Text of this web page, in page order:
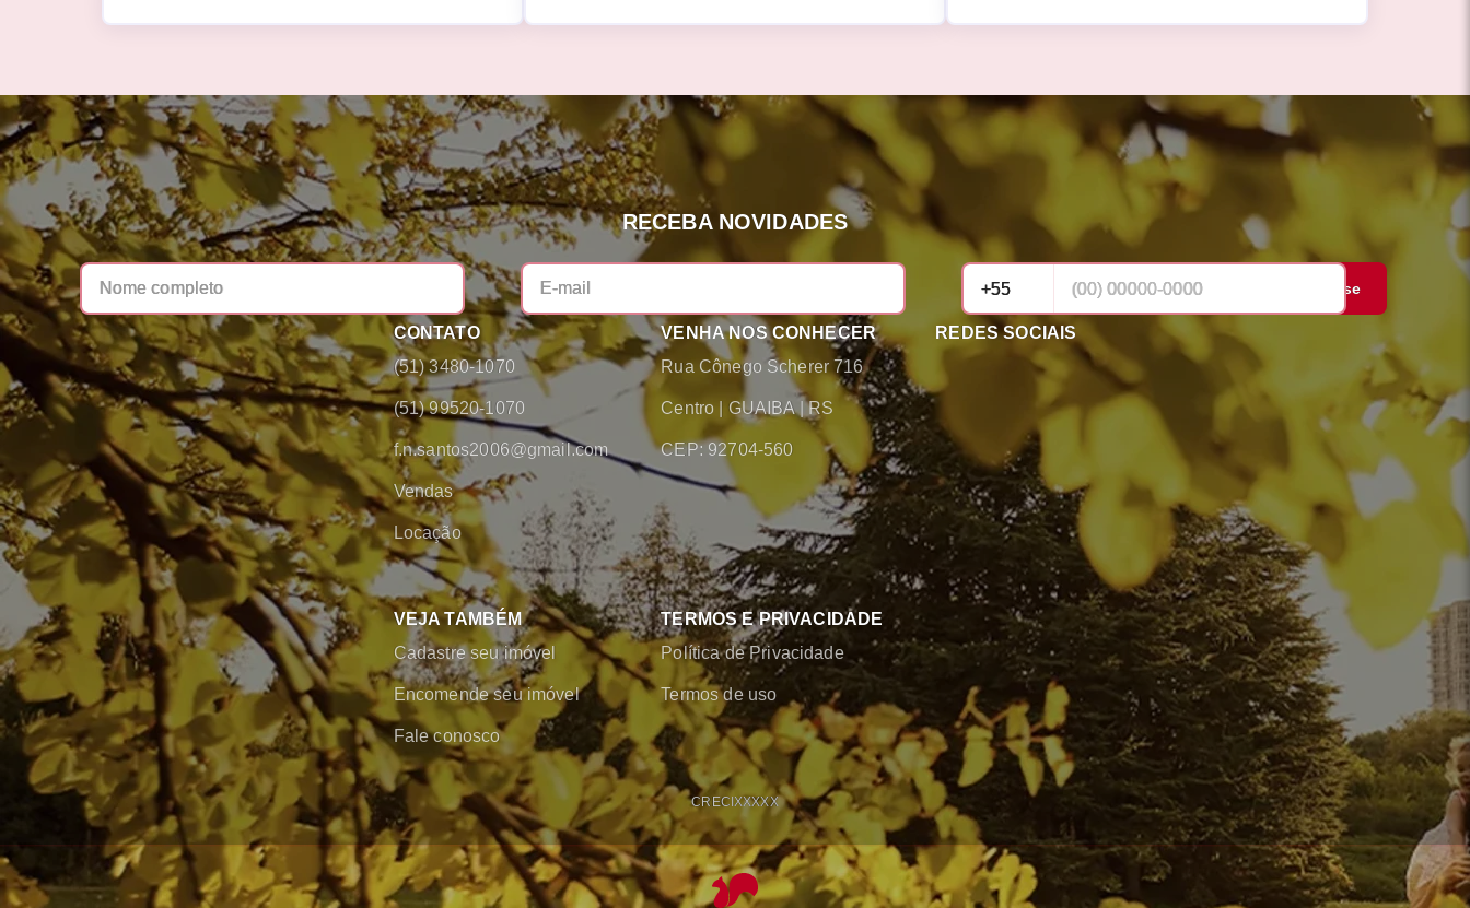
RECEBA NOVIDADES
Cadastrar-se
CONTATO
(51) 3480-1070
(51) 99520-1070
f.n.santos2006@gmail.com
Vendas
Locação
VENHA NOS CONHECER
Rua Cônego Scherer 716
Centro GUAIBA |RS
CEP: 92704-560
REDES SOCIAIS
VEJA TAMBÉM
Cadastre seu imóvel
Encomende seu imóvel
Fale conosco
TERMOS E PRIVACIDADE
Política de Privacidade
Termos de uso
CRECI XXXXX